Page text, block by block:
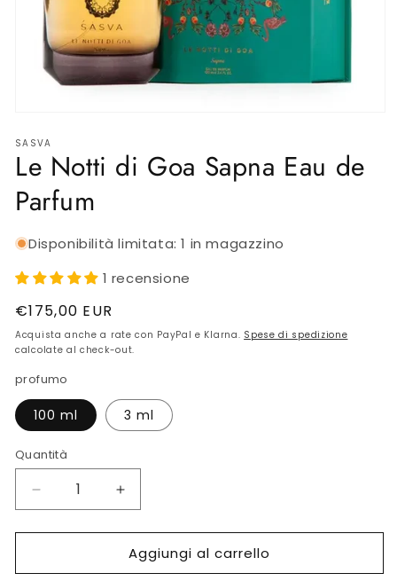
SKINCARE INTIMA
BIJOUX
Gift Card
OUTLET
multimediali
1
in
modale
SASVA
Le Notti di Goa Sapna Eau de
Parfum
Disponibilità limitata: 1 in magazzino
1 recensione
Prezzo
di
listino
€175,00 EUR
Acquista anche a rate con PayPal e Klarna. Spese di spedizione
calcolate al check-out.
profumo
100 ml 3 ml
Quantità
Diminuisci
quantità
per
Notti
Aumenta
quantità
per
Le
Notti
Aggiungi al carrello